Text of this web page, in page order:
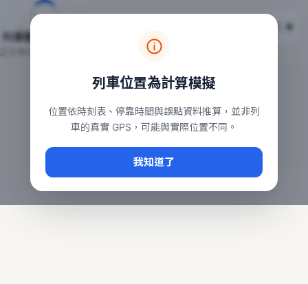
台鐵列車即時位置地圖
本頁顯示目前全台鐵運行中的列車位置，涵蓋自強、普悠瑪、
常用查詢：
、台中車站即時動態
台鐵即時動態
列車位置為計算模擬
位置依時刻表、停靠時間與誤點資料推算，並非列
車的真實 GPS，可能與實際位置不同。
我知道了
列車動態載入中…